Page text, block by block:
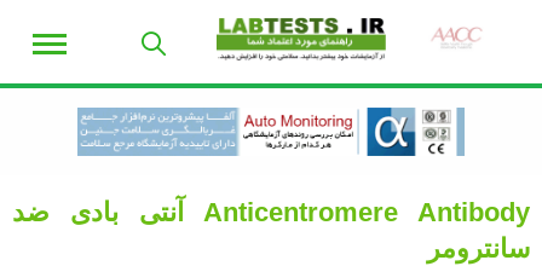
Anticentromere Antibody
آنتی بادی ضد
سانترومر